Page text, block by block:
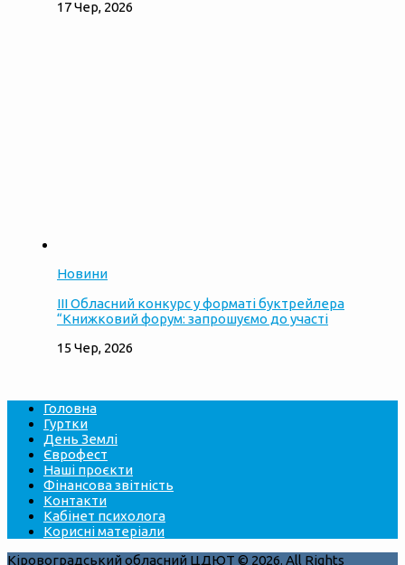
17 Чер, 2026
Новини
ІІІ Обласний конкурс у форматі буктрейлера
“Книжковий форум: запрошуємо до участі
15 Чер, 2026
Головна
Гуртки
День Землі
Єврофест
Наші проєкти
Фінансова звітність
Контакти
Кабінет психолога
Корисні матеріали
Кіровоградський обласний ЦДЮТ © 2026. All Rights